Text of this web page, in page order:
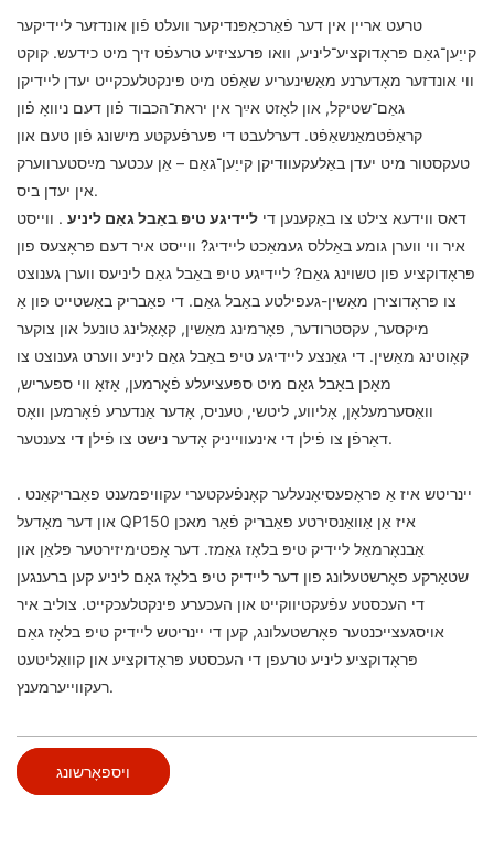
טרעט אריין אין דער פֿאַרכאַפּנדיקער וועלט פֿון אונדזער ליידיקער
קייַען־גאַם פּראָדוקציע־ליניע, וואו פּרעציזיע טרעפֿט זיך מיט כידעש. קוקט
ווי אונדזער מאָדערנע מאַשינעריע שאַפֿט מיט פּינקטלעכקייט יעדן ליידיקן
גאַם־שטיקל, און לאָזט אײַך אין יראת־הכבוד פֿון דעם ניוואָ פֿון
קראַפֿטמאַנשאַפֿט. דערלעבט די פּערפֿעקטע מישונג פֿון טעם און
טעקסטור מיט יעדן באַלעקעוודיקן קייַען־גאַם – אַן עכטער מײַסטערווערק
אין יעדן ביס.
דאס ווידעא צילט צו באַקענען די ליידיגע טיפּ באַבל גאַם ליניע . ווייסט
איר ווי ווערן גומע באַללס געמאַכט ליידיג? ווייסט איר דעם פּראָצעס פון
פּראָדוקציע פון ​​טשוינג גאַם? ליידיגע טיפּ באַבל גאַם ליניעס ווערן גענוצט
צו פּראָדוצירן מאַשין-געפילטע באַבל גאַם. די פאַבריק באַשטייט פון אַ
מיקסער, עקסטרודער, פאָרמינג מאַשין, קאָאָלינג טונעל און צוקער
קאָוטינג מאַשין. די גאַנצע ליידיגע טיפּ באַבל גאַם ליניע ווערט גענוצט צו
מאַכן באַבל גאַם מיט ספּעציעלע פֿאָרמען, אַזאַ ווי ספעריש,
וואַסערמעלאָן, אָליווע, ליטשי, טעניס, אָדער אַנדערע פֿאָרמען וואָס
דאַרפֿן צו פֿילן די אינעווייניק אָדער נישט צו פֿילן די צענטער.
יינריטש איז אַ פּראָפעסיאָנעלער קאָנפֿעקטערי עקוויפּמענט פאַבריקאַנט .
און דער מאָדעל QP150 איז אַן אַוואַנסירטע פאַבריק פֿאַר מאכן
אַבנאָרמאַל ליידיק טיפּ בלאָז גאַמז. דער אָפּטימיזירטער פּלאַן און
שטאַרקע פאָרשטעלונג פון דער ליידיק טיפּ בלאָז גאַם ליניע קען ברענגען
די העכסטע עפֿעקטיווקייט און העכערע פּינקטלעכקייט. צוליב איר
אויסגעצייכנטער פאָרשטעלונג, קען די יינריטש ליידיק טיפּ בלאָז גאַם
פּראָדוקציע ליניע טרעפן די העכסטע פּראָדוקציע און קוואַליטעט
רעקווייערמענץ.
ויספאָרשונג